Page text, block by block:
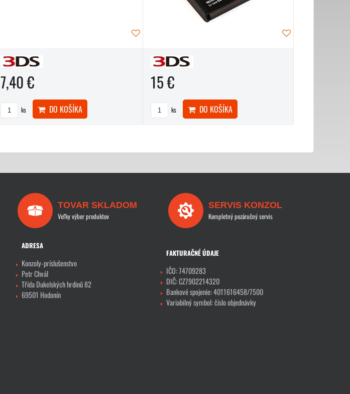
7,40 €
ks DO KOŠÍKA
15 €
ks DO KOŠÍKA
TOVAR SKLADOM
Veľky výber produktov
SERVIS KONZOL
Kompletný pozáručný servis
ADRESA
Konzoly-príslušenstvo
Petr Chvál
Třída Dukelských hrdinů 82
69501 Hodonín
FAKTURAČNÉ ÚDAJE
IČO: 74709283
DIČ: CZ7902214320
Bankové spojenie: 4011616458/7500
Variabilný symbol: číslo objednávky